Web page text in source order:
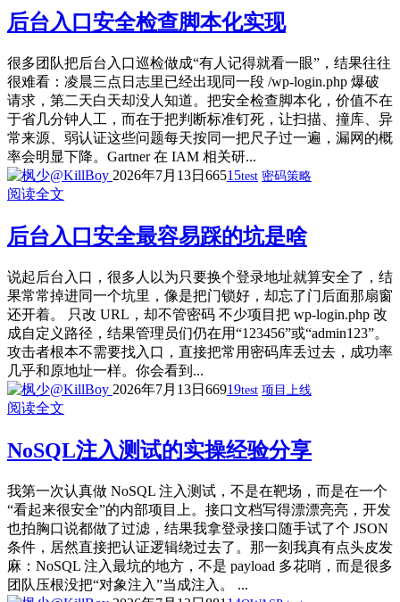
后台入口安全检查脚本化实现
很多团队把后台入口巡检做成“有人记得就看一眼”，结果往往
很难看：凌晨三点日志里已经出现同一段 /wp-login.php 爆破
请求，第二天白天却没人知道。把安全检查脚本化，价值不在
于省几分钟人工，而在于把判断标准钉死，让扫描、撞库、异
常来源、弱认证这些问题每天按同一把尺子过一遍，漏网的概
率会明显下降。Gartner 在 IAM 相关研...
2026年7月13日 66515test 密码策略
阅读全文
后台入口安全最容易踩的坑是啥
说起后台入口，很多人以为只要换个登录地址就算安全了，结
果常常掉进同一个坑里，像是把门锁好，却忘了门后面那扇窗
还开着。 只改 URL，却不管密码 不少项目把 wp‑login.php 改
成自定义路径，结果管理员们仍在用“123456”或“admin123”。
攻击者根本不需要找入口，直接把常用密码库丢过去，成功率
几乎和原地址一样。你会看到...
2026年7月13日 66919test 项目上线
阅读全文
NoSQL注入测试的实操经验分享
我第一次认真做 NoSQL 注入测试，不是在靶场，而是在一个
“看起来很安全”的内部项目上。接口文档写得漂漂亮亮，开发
也拍胸口说都做了过滤，结果我拿登录接口随手试了个 JSON
条件，居然直接把认证逻辑绕过去了。那一刻我真有点头皮发
麻：NoSQL 注入最坑的地方，不是 payload 多花哨，而是很多
团队压根没把“对象注入”当成注入。 ...